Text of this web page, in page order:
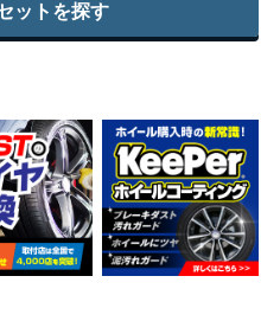
ットを探す